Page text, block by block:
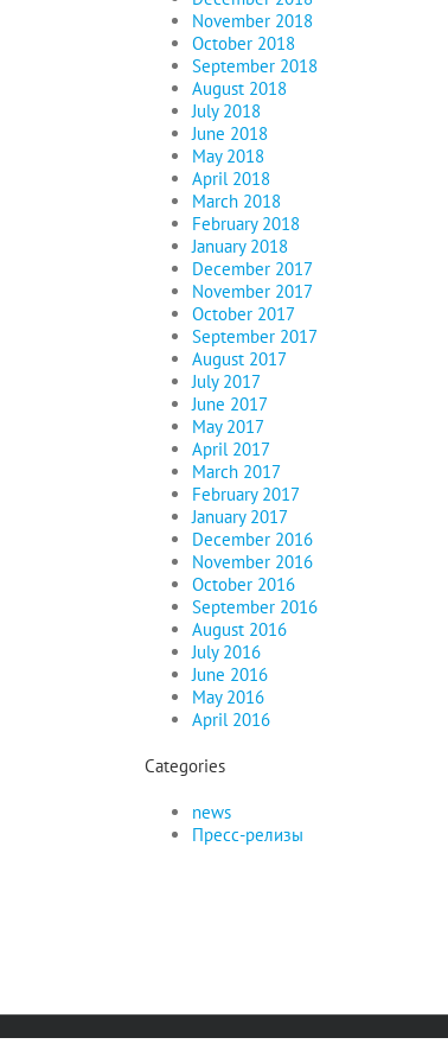
November 2018
October 2018
September 2018
August 2018
July 2018
June 2018
May 2018
April 2018
March 2018
February 2018
January 2018
December 2017
November 2017
October 2017
September 2017
August 2017
July 2017
June 2017
May 2017
April 2017
March 2017
February 2017
January 2017
December 2016
November 2016
October 2016
September 2016
August 2016
July 2016
June 2016
May 2016
April 2016
Categories
news
Пресс-релизы